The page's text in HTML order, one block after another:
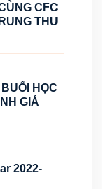
CFC
THU
HỌC
GIÁ
2022-